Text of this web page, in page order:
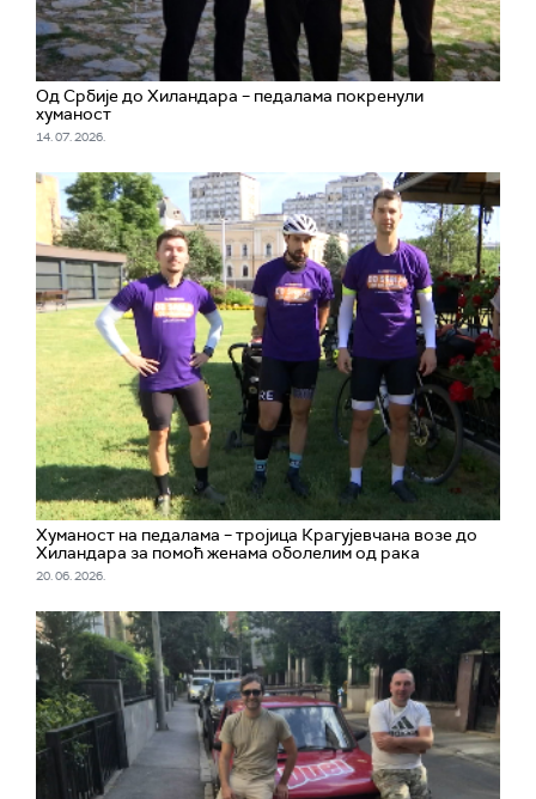
Од Србије до Хиландара – педалама покренули
хуманост
14. 07. 2026.
Хуманост на педалама – тројица Крагујевчана возе до
Хиландара за помоћ женама оболелим од рака
20. 06. 2026.